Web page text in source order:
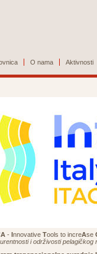
O nama Aktivnosti
- Innovative Tools to increAse
i održivosti pelagičkog